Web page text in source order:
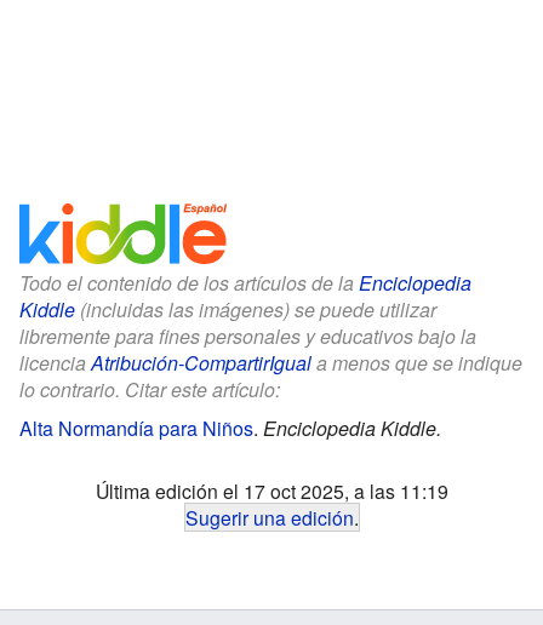
Todo el contenido de los artículos de la Enciclopedia
Kiddle (incluidas las imágenes) se puede utilizar
libremente para fines personales y educativos bajo la
licenciaAtribución-CompartirIguala menos que se indique
lo contrario. Citar este artículo:
Alta Normandía para Niños. Enciclopedia Kiddle.
Última edición el 17 oct 2025, a las 11:19
Sugerir una edición.